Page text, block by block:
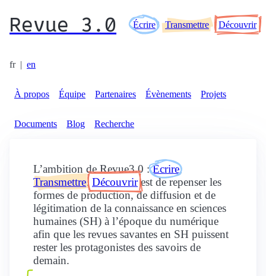
Revue 3.0 Écrire Transmettre Découvrir
fr | en
À propos Équipe Partenaires Évènements Projets
Documents Blog Recherche
L’ambition de Revue3.0 :Écrire,
Transmettre,Découvrirest de repenser les
formes de production, de diffusion et de
légitimation de la connaissance en sciences
humaines (SH) à l’époque du numérique
afin que les revues savantes en SH puissent
rester les protagonistes des savoirs de
demain.